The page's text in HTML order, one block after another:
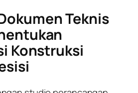
Teknis
Konstruksi